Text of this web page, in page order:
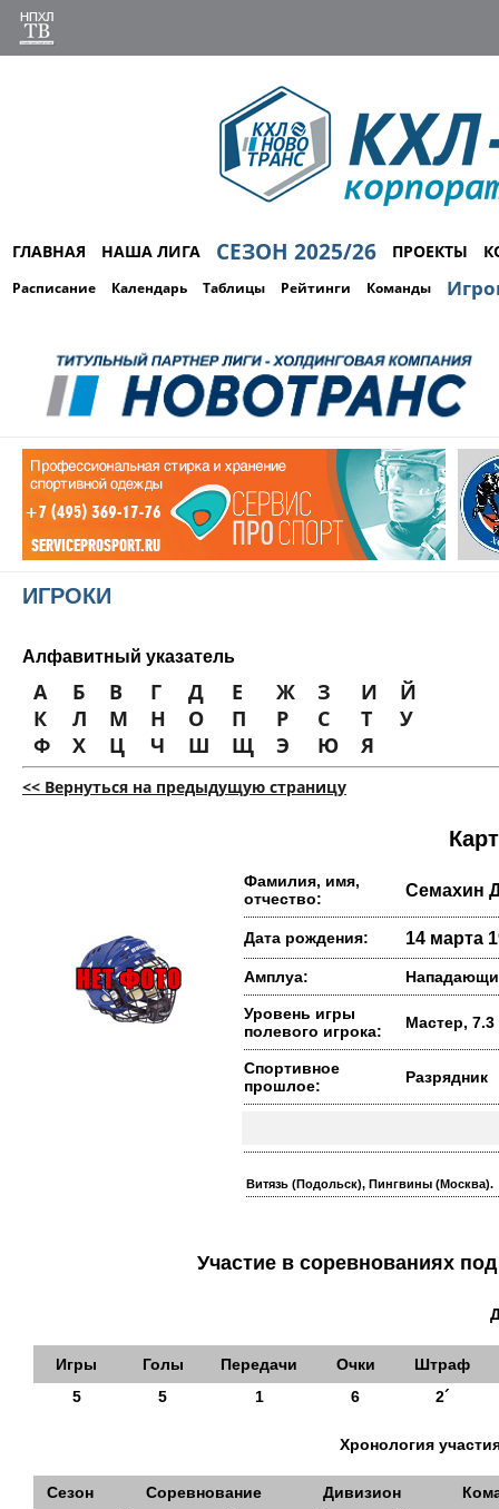
ГЛАВНАЯ НАША ЛИГА СЕЗОН 2025/26 ПРОЕКТЫ
Расписание Календарь Таблицы Рейтинги Команды
ИГРОКИ
Алфавитный указатель
А Б В Г Д Е Ж З И
Й
К
Л М Н О П Р С Т
У
Ф
Х Ц Ч Ш Щ Э Ю Я
<< Вернуться на предыдущую страницу
Фамилия, имя,
отчество:
Семахин
Дата рождения: 14 марта
Амплуа:
Уровень игры
полевого игрока:
Мастер, 7.3
Спортивное
прошлое:
Разрядник
Витязь (Подольск), Пингвины (Москва).
Участие в соревнованиях
Игры Голы Передачи Очки
Штраф
5
5 1 6 2´
Хронология
Сезон Соревнование Дивизион